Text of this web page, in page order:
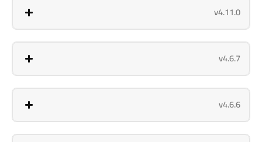
v4.11.0
v4.6.7
v4.6.6